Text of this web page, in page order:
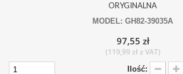
ORYGINALNA
MODEL: GH82-39035A
97,55 zł
(119,99 zł z VAT)
Ilość: